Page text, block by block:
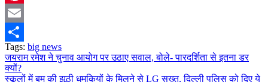
Pinterest
Email
Share
Tags: big news
Post
navigation
जयराम रमेश ने चुनाव आयोग पर उठाए सवाल, बोले- पारदर्शिता से इतना डर
क्यों?
स्कूलों में बम की झूठी धमकियों के मिलने से LG सख्त, दिल्ली पुलिस को दिए ये